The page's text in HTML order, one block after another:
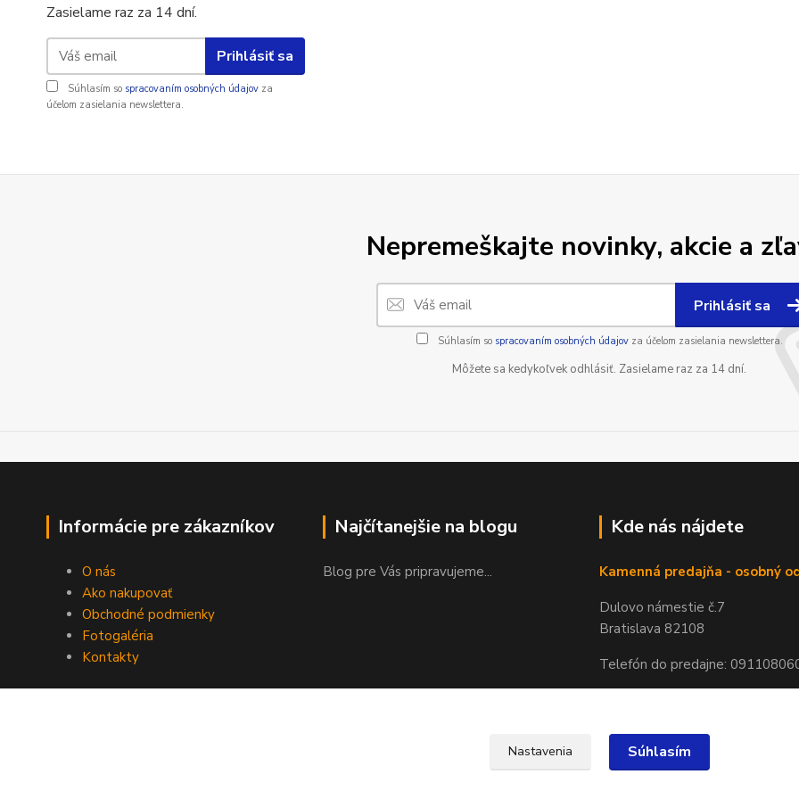
Zasielame raz za 14 dní.
Prihlásiť sa
Súhlasím so spracovaním osobných údajov za
účelom zasielania newslettera.
Nepremeškajte novinky, akcie a
Prihlásiť sa
Súhlasím so spracovaním osobných údajovza účelom zasielania newslettera.
Môžete sa kedykoľvek odhlásiť. Zasielame raz za 14 dní.
Informácie pre zákazníkov
O nás
Ako nakupovať
Obchodné podmienky
Fotogaléria
Kontakty
Najčítanejšie na blogu
Blog pre Vás pripravujeme...
Kde nás nájdete
Kamenná predajňa - osobný
Dulovo námestie č.7
Bratislava 82108
Telefón do predajne:
Nastavenia Súhlasím